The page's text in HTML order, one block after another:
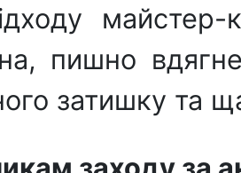
пишно
затишку та